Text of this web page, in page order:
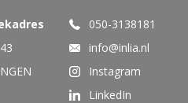
050-3138181
info@inlia.nl
Instagram
LinkedIn